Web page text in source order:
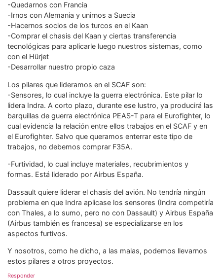
-Quedarnos con Francia
-Irnos con Alemania y unirnos a Suecia
-Hacernos socios de los turcos en el Kaan
-Comprar el chasis del Kaan y ciertas transferencia
tecnológicas para aplicarle luego nuestros sistemas, como
con el Hürjet
-Desarrollar nuestro propio caza
Los pilares que lideramos en el SCAF son:
-Sensores, lo cual incluye la guerra electrónica. Este pilar lo
lidera Indra. A corto plazo, durante ese lustro, ya producirá las
barquillas de guerra electrónica PEAS-T para el Eurofighter, lo
cual evidencia la relación entre ellos trabajos en el SCAF y en
el Eurofighter. Salvo que queramos enterrar este tipo de
trabajos, no debemos comprar F35A.
-Furtividad, lo cual incluye materiales, recubrimientos y
formas. Está liderado por Airbus España.
Dassault quiere liderar el chasis del avión. No tendría ningún
problema en que Indra aplicase los sensores (Indra competiría
con Thales, a lo sumo, pero no con Dassault) y Airbus España
(Airbus también es francesa) se especializarse en los
aspectos furtivos.
Y nosotros, como he dicho, a las malas, podemos llevarnos
estos pilares a otros proyectos.
Responder